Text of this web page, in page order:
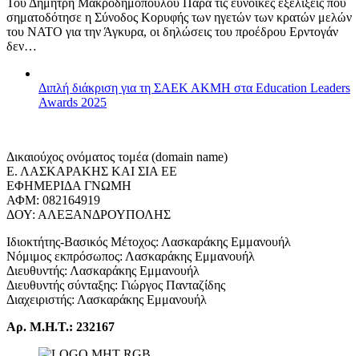
Του Δημήτρη Μακροδημόπουλου Παρά τις ευνοϊκές εξελίξεις που
σηματοδότησε η Σύνοδος Κορυφής των ηγετών των κρατών μελών
του ΝΑΤΟ για την Άγκυρα, οι δηλώσεις του προέδρου Ερντογάν
δεν…
Διπλή διάκριση για τη ΣΑΕΚ ΑΚΜΗ στα Education Leaders
Awards 2025
Δικαιούχος ονόματος τομέα (domain name)
Ε. ΛΑΣΚΑΡΑΚΗΣ ΚΑΙ ΣΙΑ ΕΕ
ΕΦΗΜΕΡΙΔΑ ΓΝΩΜΗ
ΑΦΜ: 082164919
ΔΟΥ: ΑΛΕΞΑΝΔΡΟΥΠΟΛΗΣ
Ιδιοκτήτης-Βασικός Μέτοχος: Λασκαράκης Εμμανουήλ
Νόμιμος εκπρόσωπος: Λασκαράκης Εμμανουήλ
Διευθυντής: Λασκαράκης Εμμανουήλ
Διευθυντής σύνταξης: Γιώργος Πανταζίδης
Διαχειριστής: Λασκαράκης Εμμανουήλ
Αρ. Μ.Η.Τ.: 232167